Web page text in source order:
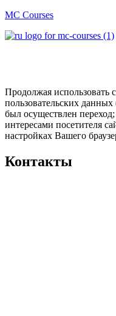
MC Courses
Продолжая использовать
пользовательских
был осуществлен
интересами посетителя
настройках Вашего
Контакты